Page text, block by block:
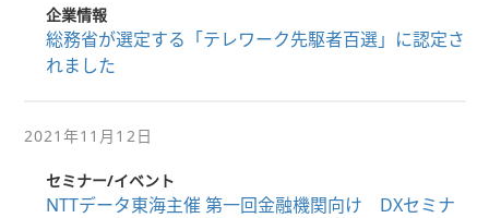
企業情報
総務省が選定する「テレワーク先駆者百選」に認定さ
れました
2021年11月12日
セミナー/イベント
NTTデータ東海主催 第一回金融機関向け DXセミナ